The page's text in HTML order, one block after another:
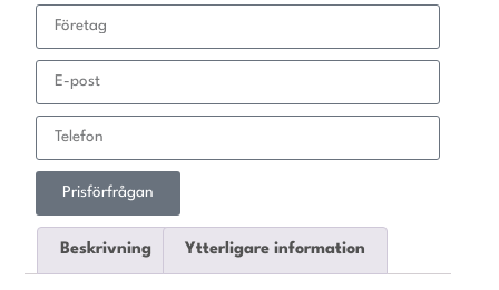
Prisförfrågan
Beskrivning Ytterligare information